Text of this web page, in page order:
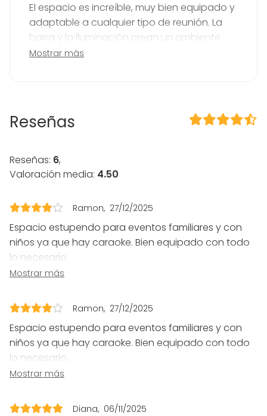
Material tomar notas
Jacuzzi
Mobiliario
Tipo de eventos
Reunión / Workshop
Fiesta infantil
Fiesta de empresa
Tipo de espacio
Espacio multiuso
Espacio industrial
Sala de fiesta
Espacio creativo
Más información sobre actividades
scape room, karaoke, juegos empoyerment
El espacio es increíble, muy bien equipado y
adaptable a cualquier tipo de reunión. La
barra y la iluminación crean un ambiente
perfecto. También pudimos hacer un
Mostrar más
Reseñas
Reseñas: 6,
Valoración media: 4.50
Ramon 27/12/2025
Espacio estupendo para eventos familiares y con
niños ya que hay caraoke. Bien equipado con todo
lo necesario.
Por poner un "pero" hilo musical demasiado limitado
Mostrar más
Ramon 27/12/2025
Espacio estupendo para eventos familiares y con
niños ya que hay caraoke. Bien equipado con todo
lo necesario.
Por poner un "pero" hilo musical demasiado limitado
Mostrar más
Diana 06/11/2025